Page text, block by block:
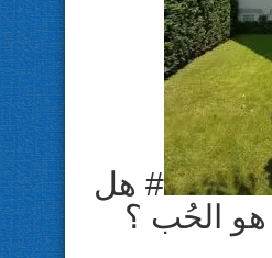
# هل
ﻫﻮ ﺍﻟﺤُﺐ ؟